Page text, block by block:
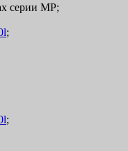
серии MP;
;
;